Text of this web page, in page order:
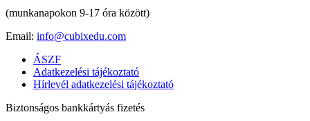
(munkanapokon 9-17 óra között)
Email: info@cubixedu.com
ÁSZF
Adatkezelési tájékoztató
Hírlevél adatkezelési tájékoztató
Biztonságos bankkártyás fizetés